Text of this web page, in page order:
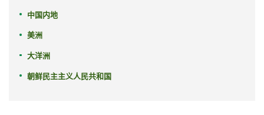
中国内地
美洲
大洋洲
朝鲜民主主义人民共和国